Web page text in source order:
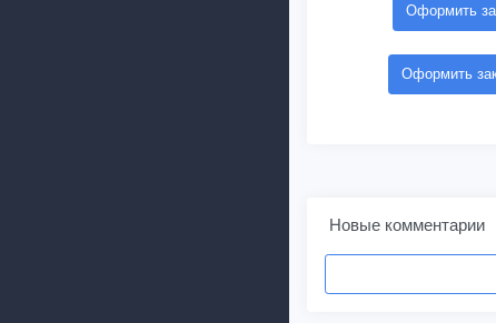
Оформить
Оформить
Новые комментарии